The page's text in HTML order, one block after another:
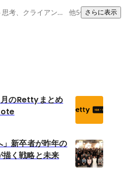
調整力、クライアント思考、クライアントリレーション 他5件さらに表示
のRettyまとめ
」新卒者が昨年の
く戦略と未来